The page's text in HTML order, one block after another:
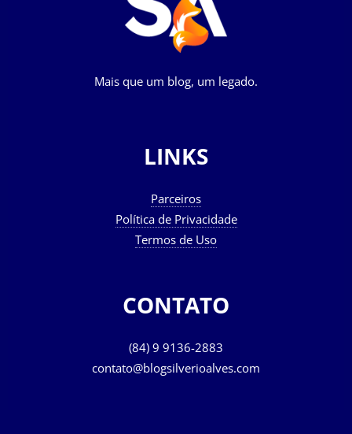
Mais que um blog, um legado.
LINKS
Parceiros
Política de Privacidade
Termos de Uso
CONTATO
(84) 9 9136-2883
contato@blogsilverioalves.com